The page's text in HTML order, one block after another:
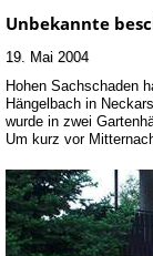
Unbekannte
19. Mai 2004
Hohen Sachschaden
Hängelbach in
wurde in zwei
Um kurz vor